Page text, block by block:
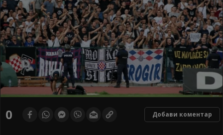
0 Добави коментар